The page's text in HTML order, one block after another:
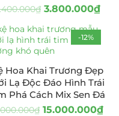
₫ 3.800.000₫
-12%
Hoa Khai Trương Đẹp
Lạ Độc Đáo Hình Trái
Phá Cách Mix Sen Đá
₫ 15.000.000₫